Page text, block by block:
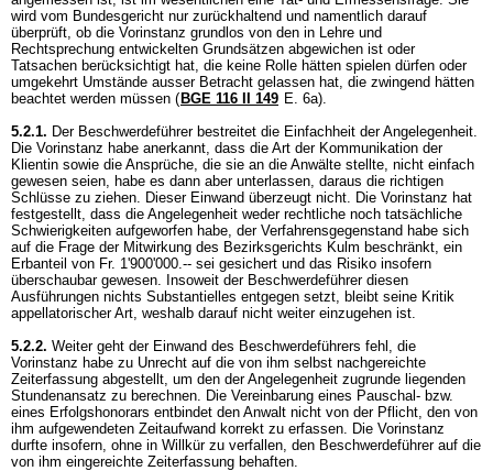
wird vom Bundesgericht nur zurückhaltend und namentlich darauf
überprüft, ob die Vorinstanz grundlos von den in Lehre und
Rechtsprechung entwickelten Grundsätzen abgewichen ist oder
Tatsachen berücksichtigt hat, die keine Rolle hätten spielen dürfen oder
umgekehrt Umstände ausser Betracht gelassen hat, die zwingend hätten
beachtet werden müssen ( BGE 116 II 149 E. 6a).
5.2.1. Der Beschwerdeführer bestreitet die Einfachheit der Angelegenheit.
Die Vorinstanz habe anerkannt, dass die Art der Kommunikation der
Klientin sowie die Ansprüche, die sie an die Anwälte stellte, nicht einfach
gewesen seien, habe es dann aber unterlassen, daraus die richtigen
Schlüsse zu ziehen. Dieser Einwand überzeugt nicht. Die Vorinstanz hat
festgestellt, dass die Angelegenheit weder rechtliche noch tatsächliche
Schwierigkeiten aufgeworfen habe, der Verfahrensgegenstand habe sich
auf die Frage der Mitwirkung des Bezirksgerichts Kulm beschränkt, ein
Erbanteil von Fr. 1'900'000.-- sei gesichert und das Risiko insofern
überschaubar gewesen. Insoweit der Beschwerdeführer diesen
Ausführungen nichts Substantielles entgegen setzt, bleibt seine Kritik
appellatorischer Art, weshalb darauf nicht weiter einzugehen ist.
5.2.2. Weiter geht der Einwand des Beschwerdeführers fehl, die
Vorinstanz habe zu Unrecht auf die von ihm selbst nachgereichte
Zeiterfassung abgestellt, um den der Angelegenheit zugrunde liegenden
Stundenansatz zu berechnen. Die Vereinbarung eines Pauschal- bzw.
eines Erfolgshonorars entbindet den Anwalt nicht von der Pflicht, den von
ihm aufgewendeten Zeitaufwand korrekt zu erfassen. Die Vorinstanz
durfte insofern, ohne in Willkür zu verfallen, den Beschwerdeführer auf die
von ihm eingereichte Zeiterfassung behaften.